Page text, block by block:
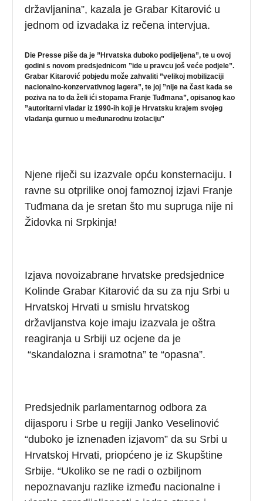
državljanina”, kazala je Grabar Kitarović u
jednom od izvadaka iz rečena intervjua.
Die Presse piše da je ”Hrvatska duboko podijeljena”, te u ovoj
godini s novom predsjednicom ”ide u pravcu još veće podjele”.
Grabar Kitarović pobjedu može zahvaliti ”velikoj mobilizaciji
nacionalno-konzervativnog lagera”, te joj ”nije na čast kada se
poziva na to da želi ići stopama Franje Tuđmana”, opisanog kao
”autoritarni vladar iz 1990-ih koji je Hrvatsku krajem svojeg
vladanja gurnuo u međunarodnu izolaciju”
Njene riječi su izazvale opću konsternaciju. I
ravne su otprilike onoj famoznoj izjavi Franje
Tuđmana da je sretan što mu supruga nije ni
Židovka ni Srpkinja!
Izjava novoizabrane hrvatske predsjednice
Kolinde Grabar Kitarović da su za nju Srbi u
Hrvatskoj Hrvati u smislu hrvatskog
državljanstva koje imaju izazvala je oštra
reagiranja u Srbiji uz ocjene da je
“skandalozna i sramotna” te “opasna”.
Predsjednik parlamentarnog odbora za
dijasporu i Srbe u regiji Janko Veselinović
“duboko je iznenađen izjavom” da su Srbi u
Hrvatskoj Hrvati, priopćeno je iz Skupštine
Srbije. “Ukoliko se ne radi o ozbiljnom
nepoznavanju razlike između nacionalne i